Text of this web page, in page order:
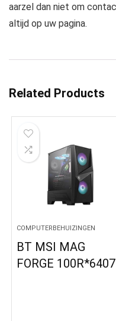
aarzel dan niet om
altijd op uw pagina.
Related Products
COMPUTERBEHUIZINGEN
BT MSI MAG
FORGE 100R*6407